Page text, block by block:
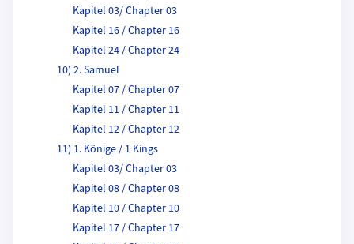
Kapitel 03/ Chapter 03
Kapitel 16 / Chapter 16
Kapitel 24 / Chapter 24
10) 2. Samuel
Kapitel 07 / Chapter 07
Kapitel 11 / Chapter 11
Kapitel 12 / Chapter 12
11) 1. Könige / 1 Kings
Kapitel 03/ Chapter 03
Kapitel 08 / Chapter 08
Kapitel 10 / Chapter 10
Kapitel 17 / Chapter 17